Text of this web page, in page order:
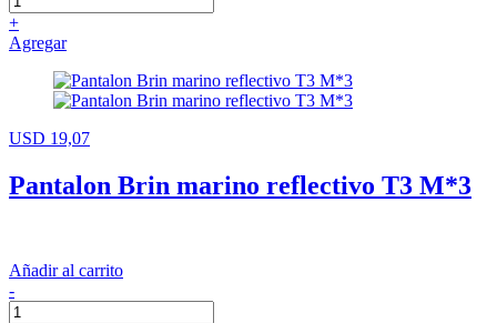
+
Agregar
USD 19,07
Pantalon Brin marino reflectivo T3 M*3
Añadir al carrito
-